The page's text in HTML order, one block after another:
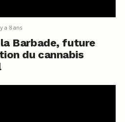
a 8 ans
la Barbade, future
du cannabis